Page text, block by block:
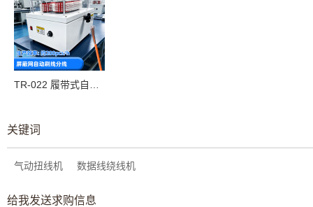
关键词
气动扭线机 数据线绕线机
给我发送求购信息